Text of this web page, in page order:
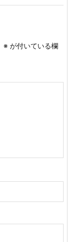
※ が付いている欄